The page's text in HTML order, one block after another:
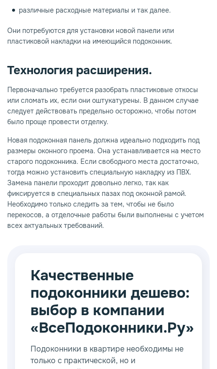
различные расходные материалы и так далее.
Они потребуются для установки новой панели или
пластиковой накладки на имеющийся подоконник.
Технология расширения.
Первоначально требуется разобрать пластиковые откосы
или сломать их, если они оштукатурены. В данном случае
следует действовать предельно осторожно, чтобы потом
было проще провести отделку.
Новая подоконная панель должна идеально подходить под
размеры оконного проема. Она устанавливается на место
старого подоконника. Если свободного места достаточно,
тогда можно установить специальную накладку из ПВХ.
Замена панели проходит довольно легко, так как
фиксируется в специальных пазах под оконной рамой.
Необходимо только следить за тем, чтобы не было
перекосов, а отделочные работы были выполнены с учетом
всех актуальных требований.
Качественные
подоконники дешево:
выбор в компании
«ВсеПодоконники.Ру»
Подоконники в квартире необходимы не
только с практической, но и